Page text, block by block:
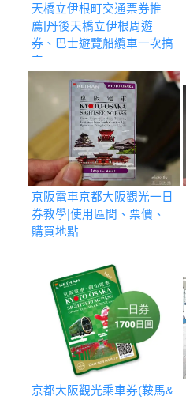
天橋立伊根町交通票券推
薦|丹後天橋立伊根周遊
券、巴士遊覽船纜車一次搞
定
京阪電車京都大阪觀光一日
券教學|使用區間、票價、
購買地點
京都大阪觀光乘車券(鞍馬&